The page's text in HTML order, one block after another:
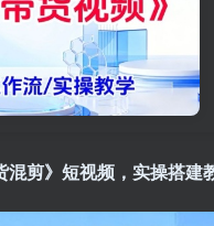
混剪》短视频，实操搭建